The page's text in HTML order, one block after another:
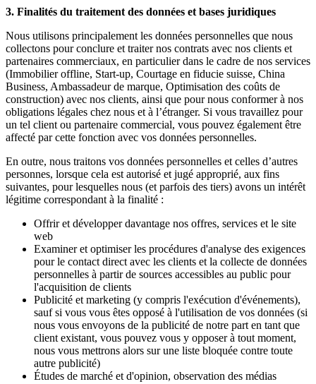
3. Finalités du traitement des données et bases juridiques
Nous utilisons principalement les données personnelles que nous
collectons pour conclure et traiter nos contrats avec nos clients et
partenaires commerciaux, en particulier dans le cadre de nos services
(Immobilier offline, Start-up, Courtage en fiducie suisse, China
Business, Ambassadeur de marque, Optimisation des coûts de
construction) avec nos clients, ainsi que pour nous conformer à nos
obligations légales chez nous et à l’étranger. Si vous travaillez pour
un tel client ou partenaire commercial, vous pouvez également être
affecté par cette fonction avec vos données personnelles.
En outre, nous traitons vos données personnelles et celles d’autres
personnes, lorsque cela est autorisé et jugé approprié, aux fins
suivantes, pour lesquelles nous (et parfois des tiers) avons un intérêt
légitime correspondant à la finalité :
Offrir et développer davantage nos offres, services et le site
web
Examiner et optimiser les procédures d'analyse des exigences
pour le contact direct avec les clients et la collecte de données
personnelles à partir de sources accessibles au public pour
l'acquisition de clients
Publicité et marketing (y compris l'exécution d'événements),
sauf si vous vous êtes opposé à l'utilisation de vos données (si
nous vous envoyons de la publicité de notre part en tant que
client existant, vous pouvez vous y opposer à tout moment,
nous vous mettrons alors sur une liste bloquée contre toute
autre publicité)
Études de marché et d'opinion, observation des médias